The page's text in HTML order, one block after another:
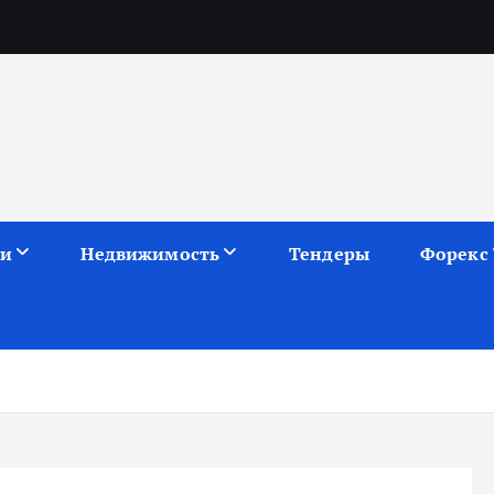
Недвижимость Тендеры Форекс